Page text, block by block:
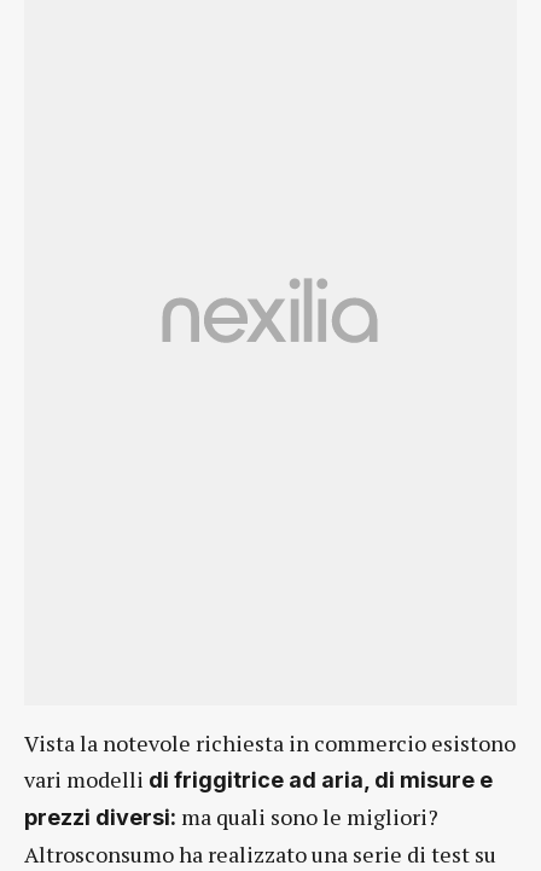
Vista la notevole richiesta in commercio esistono
vari modelli di friggitrice ad aria, di misure e
prezzi diversi: ma quali sono le migliori?
Altrosconsumo ha realizzato una serie di test su